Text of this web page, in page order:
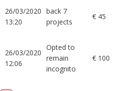
26/03/2020
13:20
back 7
projects
€ 45
26/03/2020
12:06
Opted to
remain
incognito
€ 100